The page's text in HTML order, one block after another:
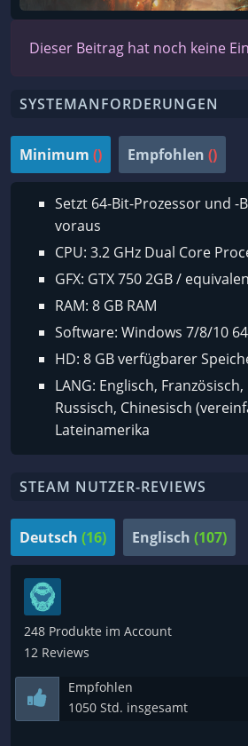
Dieser Beitrag hat noch keine
SYSTEMANFORDERUNGEN
Minimum () Empfohlen ()
Setzt 64-Bit-Prozessor und -
voraus
CPU: 3.2 GHz Dual Core
GFX: GTX 750 2GB /
RAM: 8 GB RAM
Software: Windows 7/8/10
HD: 8 GB verfügbarer
LANG: Englisch,
Russisch, Chinesisch
Lateinamerika
STEAM NUTZER-REVIEWS
Deutsch (16) Englisch (107)
248 Produkte im Account
12 Reviews
Empfohlen
1050 Std. insgesamt